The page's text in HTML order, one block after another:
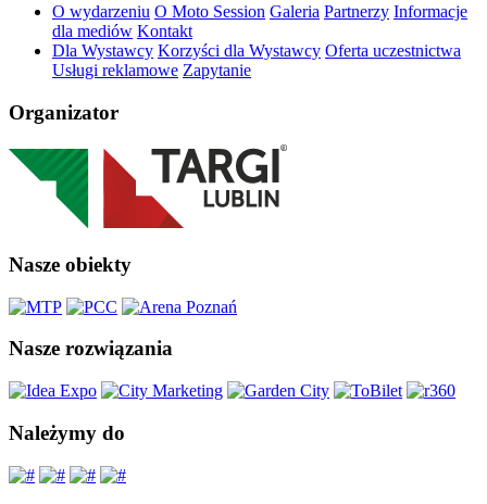
O wydarzeniu O Moto Session Galeria Partnerzy Informacje
dla mediów Kontakt
Dla Wystawcy Korzyści dla Wystawcy Oferta uczestnictwa
Usługi reklamowe Zapytanie
Organizator
Nasze obiekty
Nasze rozwiązania
Należymy do